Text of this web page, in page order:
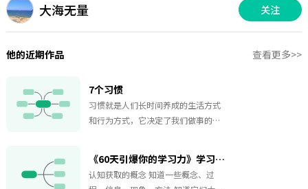
大海无量 关注
他的近期作品 查看更多>>
7个习惯
习惯就是人们长时间养成的生活方式
和行为方式，它决定了我们做事的基
事，因而，人们常说习惯决定命运。
这里总结了7个习惯帮助大家成为高效
《60天引爆你的学习力》学习的基本过程
认知获取的概念 知道一些概念、过